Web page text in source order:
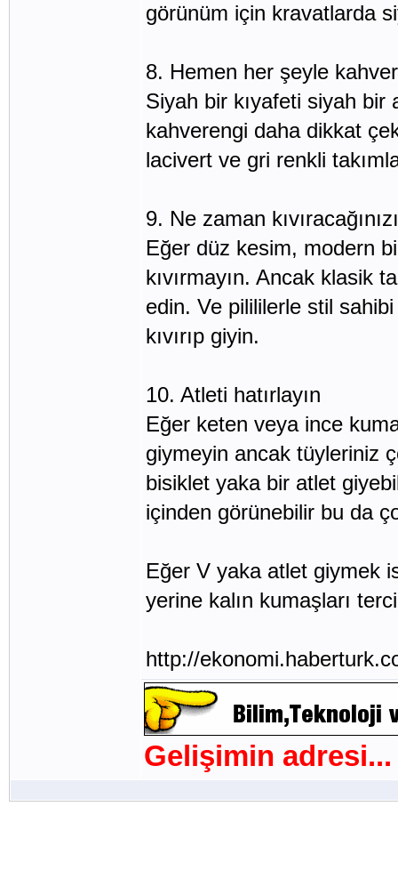
görünüm için kravatlarda
8. Hemen her şeyle
Siyah bir kıyafeti siyah bir
kahverengi daha dikkat
lacivert ve gri renkli
9. Ne zaman
Eğer düz kesim, modern
kıvırmayın. Ancak klasik
edin. Ve pilililerle stil
kıvırıp giyin.
10. Atleti hatırlayın
Eğer keten veya ince
giymeyin ancak tüyleriniz
bisiklet yaka bir atlet
içinden görünebilir bu da
Eğer V yaka atlet giymek
yerine kalın kumaşları
http://
Gelişimin adresi...